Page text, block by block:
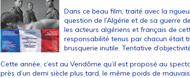
Dans ce beau film, traité avec la
question de l’Algérie et de sa guerre
les acteurs algériens et français de
responsabilité tenus par chacun était
brusquerie inutile. Tentative
Cette année, c’est au Vendôme qu’il est proposé au
près d’un demi siècle plus tard, le même poids de